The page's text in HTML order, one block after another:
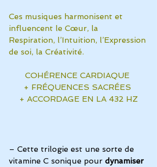
Ces musiques harmonisent et
influencent le Cœur, la
Respiration, l’Intuition, l’Expression
de soi, la Créativité.
COHÉRENCE CARDIAQUE
+ FRÉQUENCES SACRÉES
+ ACCORDAGE EN LA 432 HZ
– Cette trilogie est une sorte de
vitamine C sonique pour dynamiser